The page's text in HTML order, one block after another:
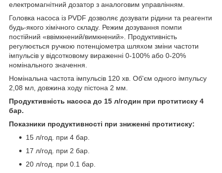
електромагнітний дозатор з аналоговим управлінням.
Головка насоса із PVDF дозволяє дозувати рідини та реагенти
будь-якого хімічного складу. Режим дозування помпи
постійний «ввімкнений/вимкнений». Продуктивність
регулюється ручкою потенціометра шляхом зміни частоти
імпульсів у відсотковому вираженні 0-100% або 0-20%
номінального значення.
Номінальна частота імпульсів 120 хв. Об'єм одного імпульсу
2,08 мл, довжина ходу пістона 2 мм.
Продуктивність насоса до 15 л/годин при протитиску 4
бар.
Показники продуктивності при зниженні протитиску:
15 л/год. при 4 бар.
17 л/год. при 2 бар.
20 л/год. при 0.1 бар.